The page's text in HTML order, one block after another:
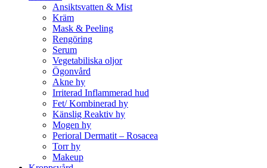
Ansiktsvatten & Mist
Kräm
Mask & Peeling
Rengöring
Serum
Vegetabiliska oljor
Ögonvård
Akne hy
Irriterad Inflammerad hud
Fet/ Kombinerad hy
Känslig Reaktiv hy
Mogen hy
Perioral Dermatit – Rosacea
Torr hy
Makeup